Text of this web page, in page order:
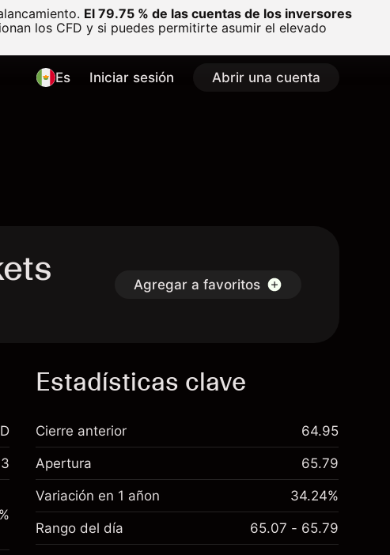
El 79.75 % de las cuentas de los inversores
los CFD y si puedes permitirte asumir el elevado
Es Iniciar sesión Abrir una cuenta
Agregar a favoritos
%
Estadísticas clave
Cierre anterior 64.95
Apertura 65.79
Variación en 1 añon 34.24%
Rango del día 65.07 - 65.79